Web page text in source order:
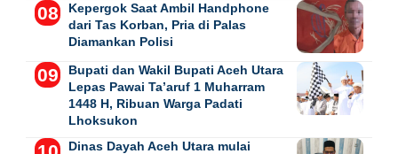
Kepergok Saat Ambil Handphone
dari Tas Korban, Pria di Palas
Diamankan Polisi
Bupati dan Wakil Bupati Aceh Utara
Lepas Pawai Ta’aruf 1 Muharram
1448 H, Ribuan Warga Padati
Lhoksukon
Dinas Dayah Aceh Utara mulai